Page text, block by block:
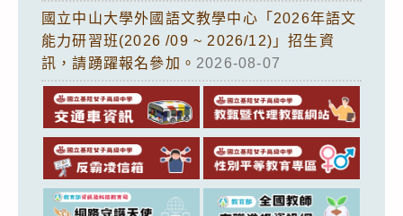
國立中山大學外國語文教學中心「2026年語文
能力研習班(2026 /09 ~ 2026/12)」招生資
訊，請踴躍報名參加。 2026-08-07